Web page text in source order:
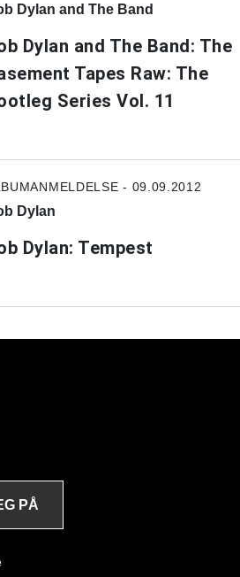
Dylan and The Band
Dylan and The Band: The
Tapes Raw: The
Series Vol. 11
- 09.09.2012
Dylan
Dylan: Tempest
PÅ